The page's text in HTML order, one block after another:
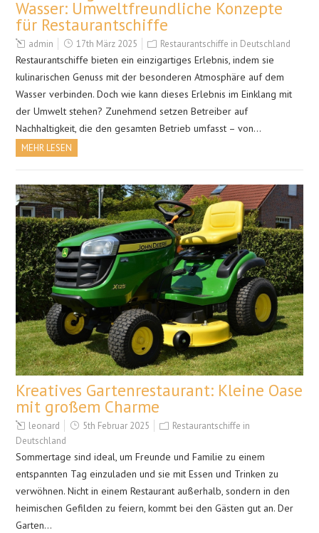
Wasser: Umweltfreundliche Konzepte
für Restaurantschiffe
admin 17th März 2025 Restaurantschiffe in Deutschland
Restaurantschiffe bieten ein einzigartiges Erlebnis, indem sie
kulinarischen Genuss mit der besonderen Atmosphäre auf dem
Wasser verbinden. Doch wie kann dieses Erlebnis im Einklang mit
der Umwelt stehen? Zunehmend setzen Betreiber auf
Nachhaltigkeit, die den gesamten Betrieb umfasst – von…
MEHR LESEN
Kreatives Gartenrestaurant: Kleine Oase
mit großem Charme
leonard 5th Februar 2025
Restaurantschiffe in
Deutschland
Sommertage sind ideal, um Freunde und Familie zu einem
entspannten Tag einzuladen und sie mit Essen und Trinken zu
verwöhnen. Nicht in einem Restaurant außerhalb, sondern in den
heimischen Gefilden zu feiern, kommt bei den Gästen gut an. Der
Garten…